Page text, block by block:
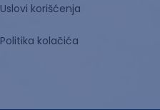
Uslovi korišćenja
Politika kolačića